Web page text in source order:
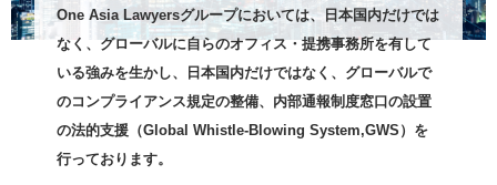
One Asia Lawyersグループにおいては、日本国内だけでは
なく、グローバルに自らのオフィス・提携事務所を有して
いる強みを生かし、日本国内だけではなく、グローバルで
のコンプライアンス規定の整備、 内部通報制度窓口の設置
の法的支援（Global Whistle-Blowing System,GWS）を
行っております。